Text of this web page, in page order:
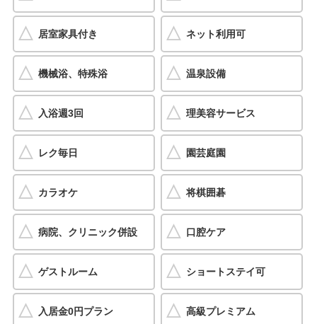
居室家具付き ネット利用可
機械浴、特殊浴 温泉設備
入浴週3回 理美容サービス
レク毎日 園芸庭園
カラオケ 将棋囲碁
病院、クリニック併設 口腔ケア
ゲストルーム ショートステイ可
入居金0円プラン 高級プレミアム